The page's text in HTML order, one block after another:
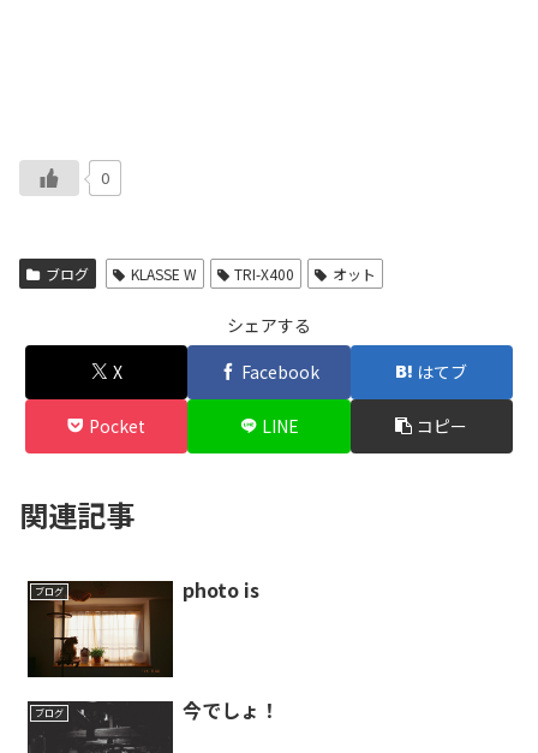
0
ブログ KLASSE W TRI-X400 オット
シェアする
X
Facebook はてブ
Pocket LINE コピー
関連記事
ブログ photo is
ブログ 今でしょ！